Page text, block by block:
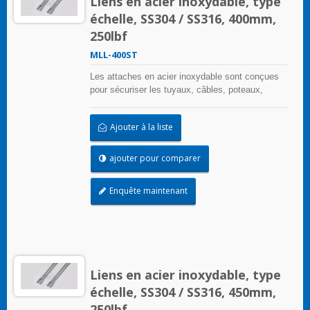
échelle, SS304 / SS316, 400mm,
250lbf
MLL-400ST
Les attaches en acier inoxydable sont conçues
pour sécuriser les tuyaux, câbles, poteaux,
environnementales difficiles peuvent nuire à
l'application de regroupement. Utilisées là où la
corrosion, les vibrations, l'altération, le
rayonnement et les extrêmes de température
inoxydable peuvent être utilisées dans
pratiquement toutes les applications intérieures,
extérieures et souterraines.
Ajouter à la liste
ajouter pour comparer
Enquête maintenant
Liens en acier inoxydable, type
échelle, SS304 / SS316, 450mm,